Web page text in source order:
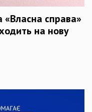
«Власна справа»
на нову